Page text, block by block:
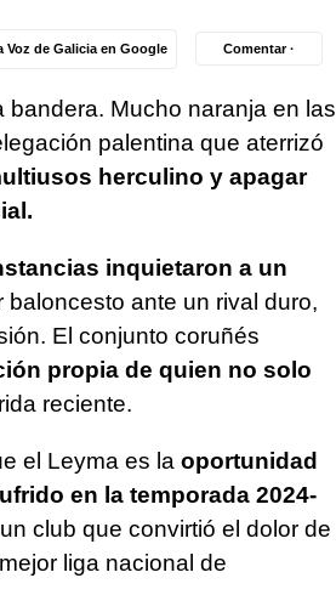
Voz de Galicia en Google Comentar ·
bandera. Mucho naranja en las
palentina que aterrizó
herculino y apagar
inquietaron a un
ante un rival duro,
El conjunto coruñés
propia de quien no solo
reciente.
el Leyma es la oportunidad
en la temporada 2024-
club que convirtió el dolor de
liga nacional de